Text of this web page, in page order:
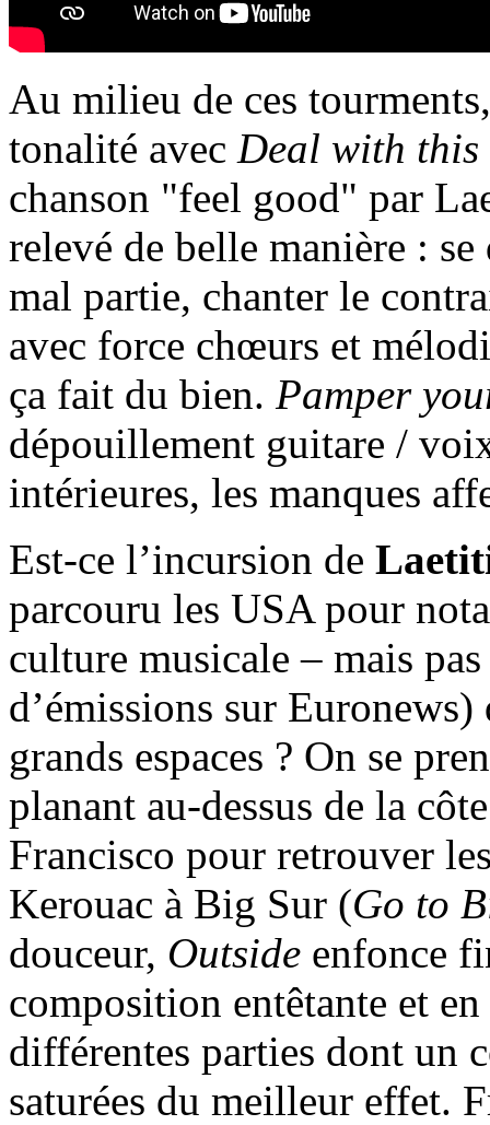
Au milieu de ces
tonalité avec Deal with this
chanson "feel good" par
relevé de belle manière :
mal partie, chanter le
avec force chœurs et
ça fait du bien. Pamper
dépouillement guitare /
intérieures, les manques
Est-ce l’incursion de
parcouru les USA pour
culture musicale – mais
d’émissions sur
grands espaces ? On se
planant au-dessus de la
Francisco pour retrouver
Kerouac à Big Sur (Go to
douceur, Outside enfonce
composition entêtante et
différentes parties dont un
saturées du meilleur effet.